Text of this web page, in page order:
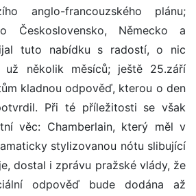
anglo-francouzského plánu;
Československo, Německo a
tuto nabídku s radostí, o nic
už několik měsíců; ještě 25.září
kladnou odpověď, kterou o den
Při té příležitosti se však
věc: Chamberlain, který měl v
stylizovanou nótu slibující
dostal i zprávu pražské vlády, že
odpověď bude dodána až